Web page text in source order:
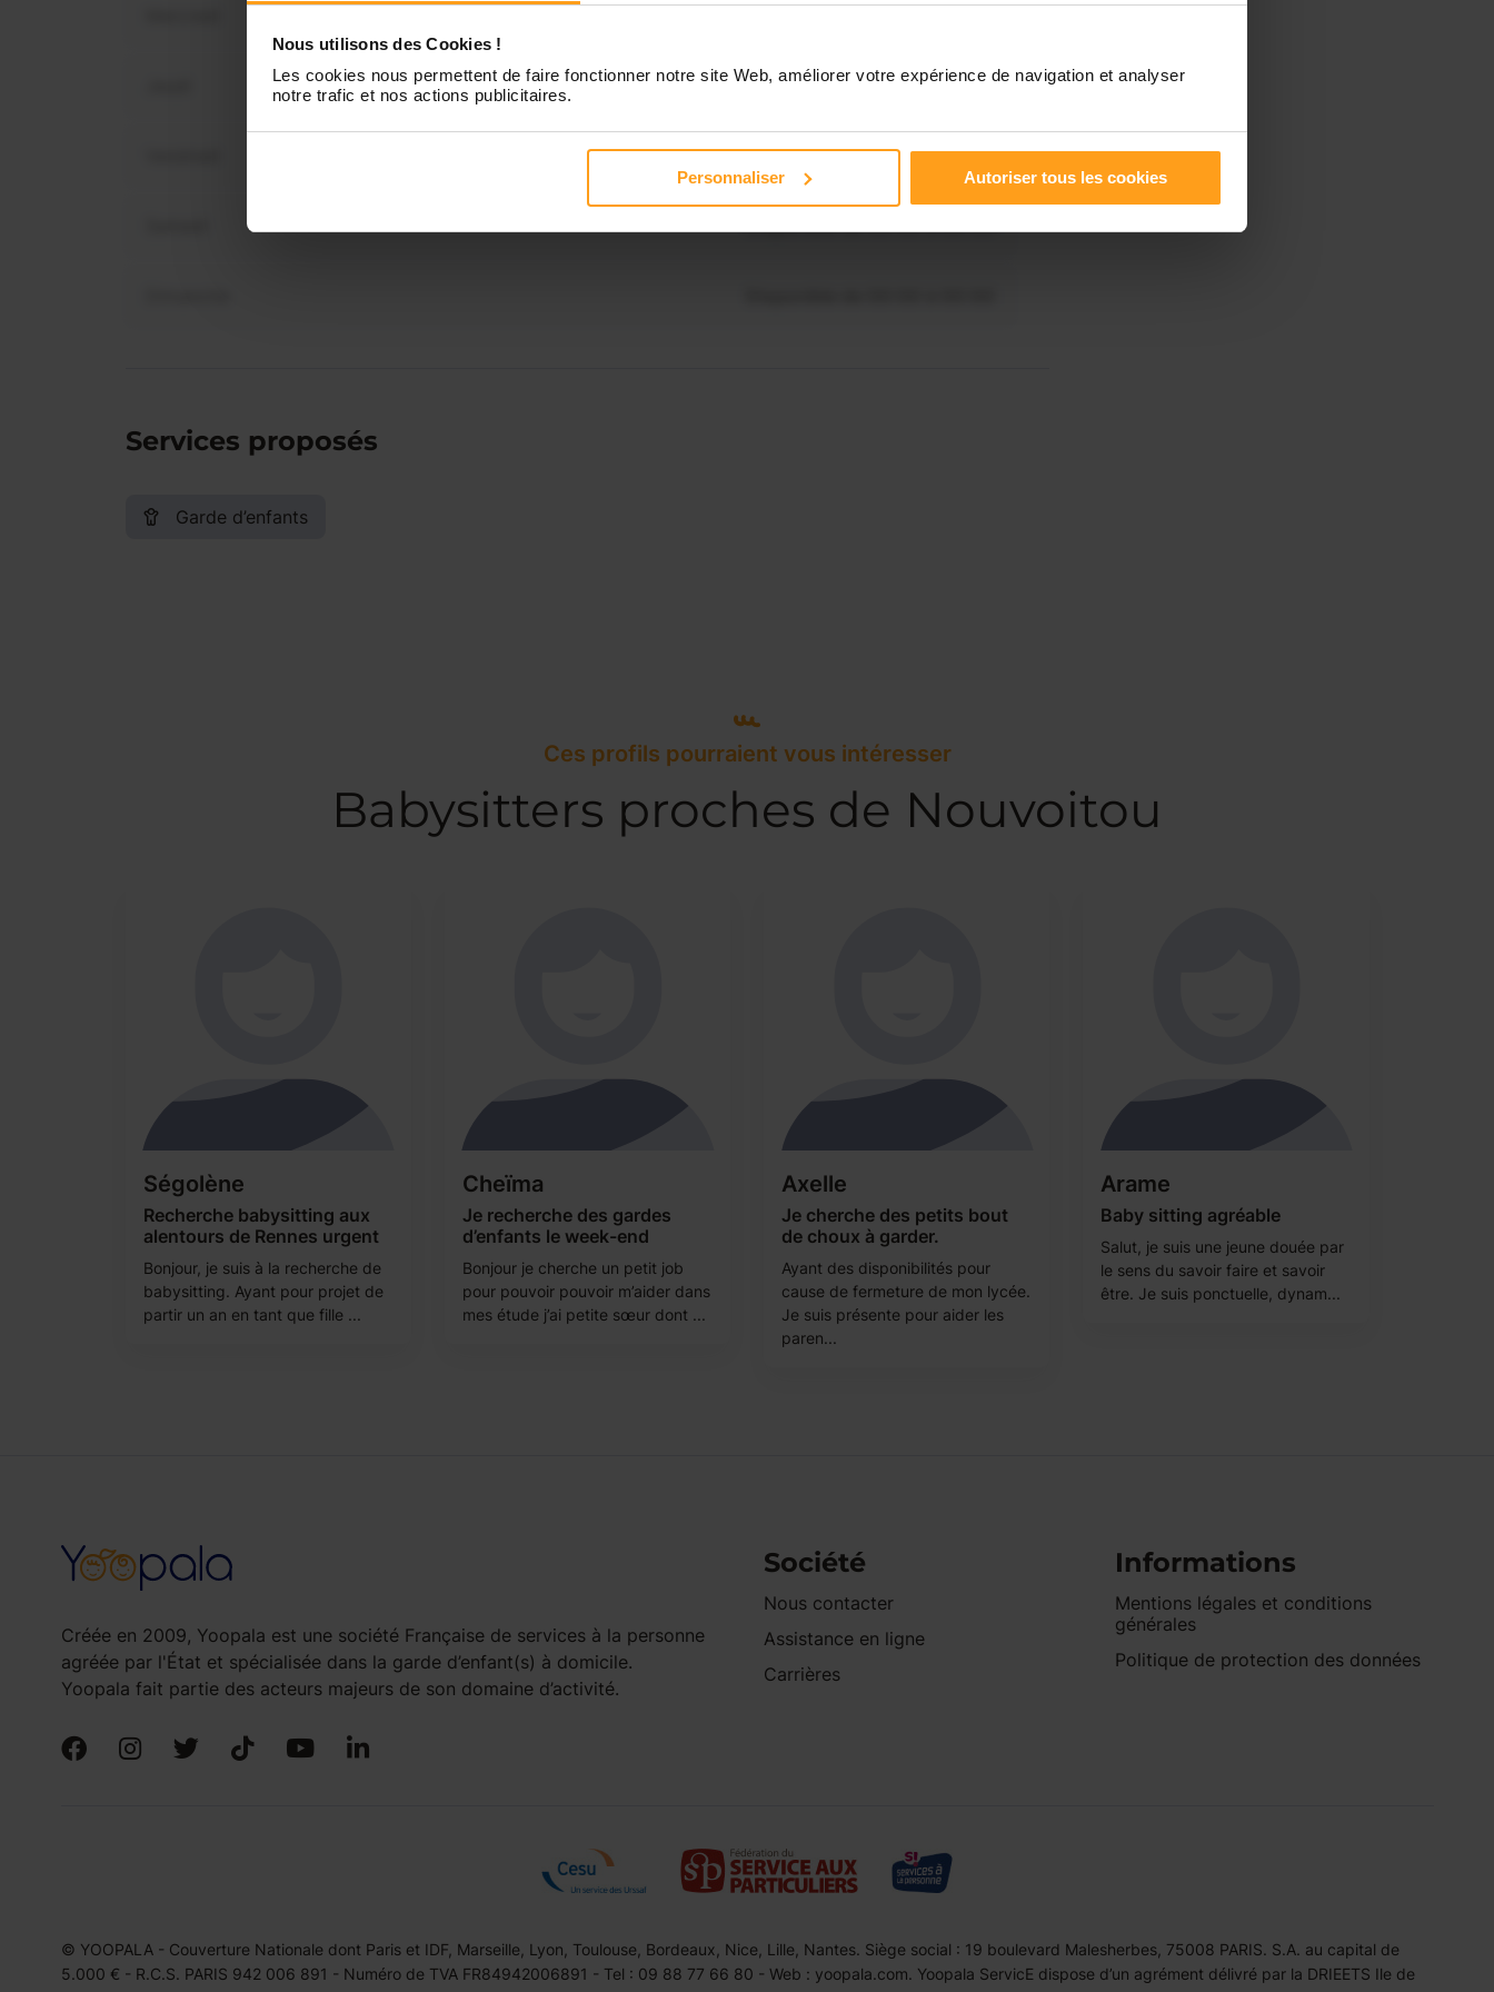
Nous utilisons des Cookies !
Les cookies nous permettent de faire fonctionner notre site Web, améliorer votre expérience de navigation et analyser
notre trafic et nos actions publicitaires.
Personnaliser Autoriser tous les cookies
Disponible de 00:00 à 00:00
Disponible de 00:00 à 00:00
Disponible de 00:00 à 00:00
disponibilités de Solene ?
Contactez-nous
Services proposés
Garde d’enfants
Ces profils pourraient vous intéresser
Babysitters proches de Nouvoitou
Ségolène
Recherche babysitting aux
alentours de Rennes urgent
Bonjour, je suis à la recherche de
babysitting. Ayant pour projet de
partir un an en tant que fille ...
Cheïma
Je recherche des gardes
d’enfants le week-end
Bonjour je cherche un petit job
pour pouvoir pouvoir m’aider dans
mes étude j’ai petite sœur dont ...
Axelle
Je cherche des petits bout
de choux à garder.
Ayant des disponibilités pour
cause de fermeture de mon lycée.
Je suis présente pour aider les
paren...
Arame
Baby sitting agréable
Salut, je suis une jeune douée par
le sens du savoir faire et savoir
être. Je suis ponctuelle, dynam...
Créée en 2009, Yoopala est une société Française de services à la personne
agréée par l'État et spécialisée dans la garde d’enfant(s) à domicile.
Yoopala fait partie des acteurs majeurs de son domaine d’activité.
Société
Nous contacter
Assistance en ligne
Carrières
Informations
Mentions légales et conditions
générales
Politique de protection des données
© YOOPALA - Couverture Nationale dont Paris et IDF, Marseille, Lyon, Toulouse, Bordeaux, Nice, Lille, Nantes. Siège social : 19 boulevard Malesherbes, 75008 PARIS. S.A. au capital de
5.000 € - R.C.S. PARIS 942 006 891 - Numéro de TVA FR84942006891 - Tel : 09 88 77 66 80 - Web : yoopala.com. Yoopala ServicE dispose d’un agrément délivré par la DRIEETS Ile de